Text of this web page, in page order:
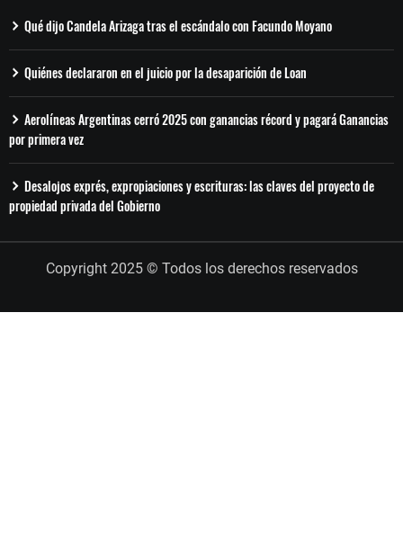
Qué dijo Candela Arizaga tras el escándalo con Facundo Moyano
Quiénes declararon en el juicio por la desaparición de Loan
Aerolíneas Argentinas cerró 2025 con ganancias récord y pagará Ganancias
por primera vez
Desalojos exprés, expropiaciones y escrituras: las claves del proyecto de
propiedad privada del Gobierno
Copyright 2025 © Todos los derechos reservados